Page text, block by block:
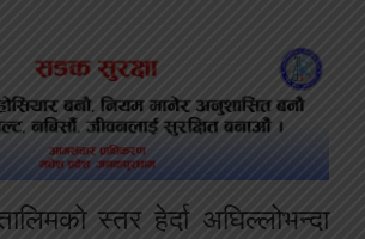
स्तर हेर्दा अघिल्लोभन्दा